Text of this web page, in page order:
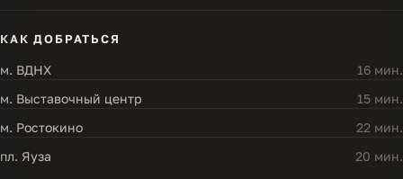
КАК ДОБРАТЬСЯ
м. ВДНХ
16 мин.
м. Выставочный центр
15 мин.
м. Ростокино
22 мин.
пл. Яуза
20 мин.